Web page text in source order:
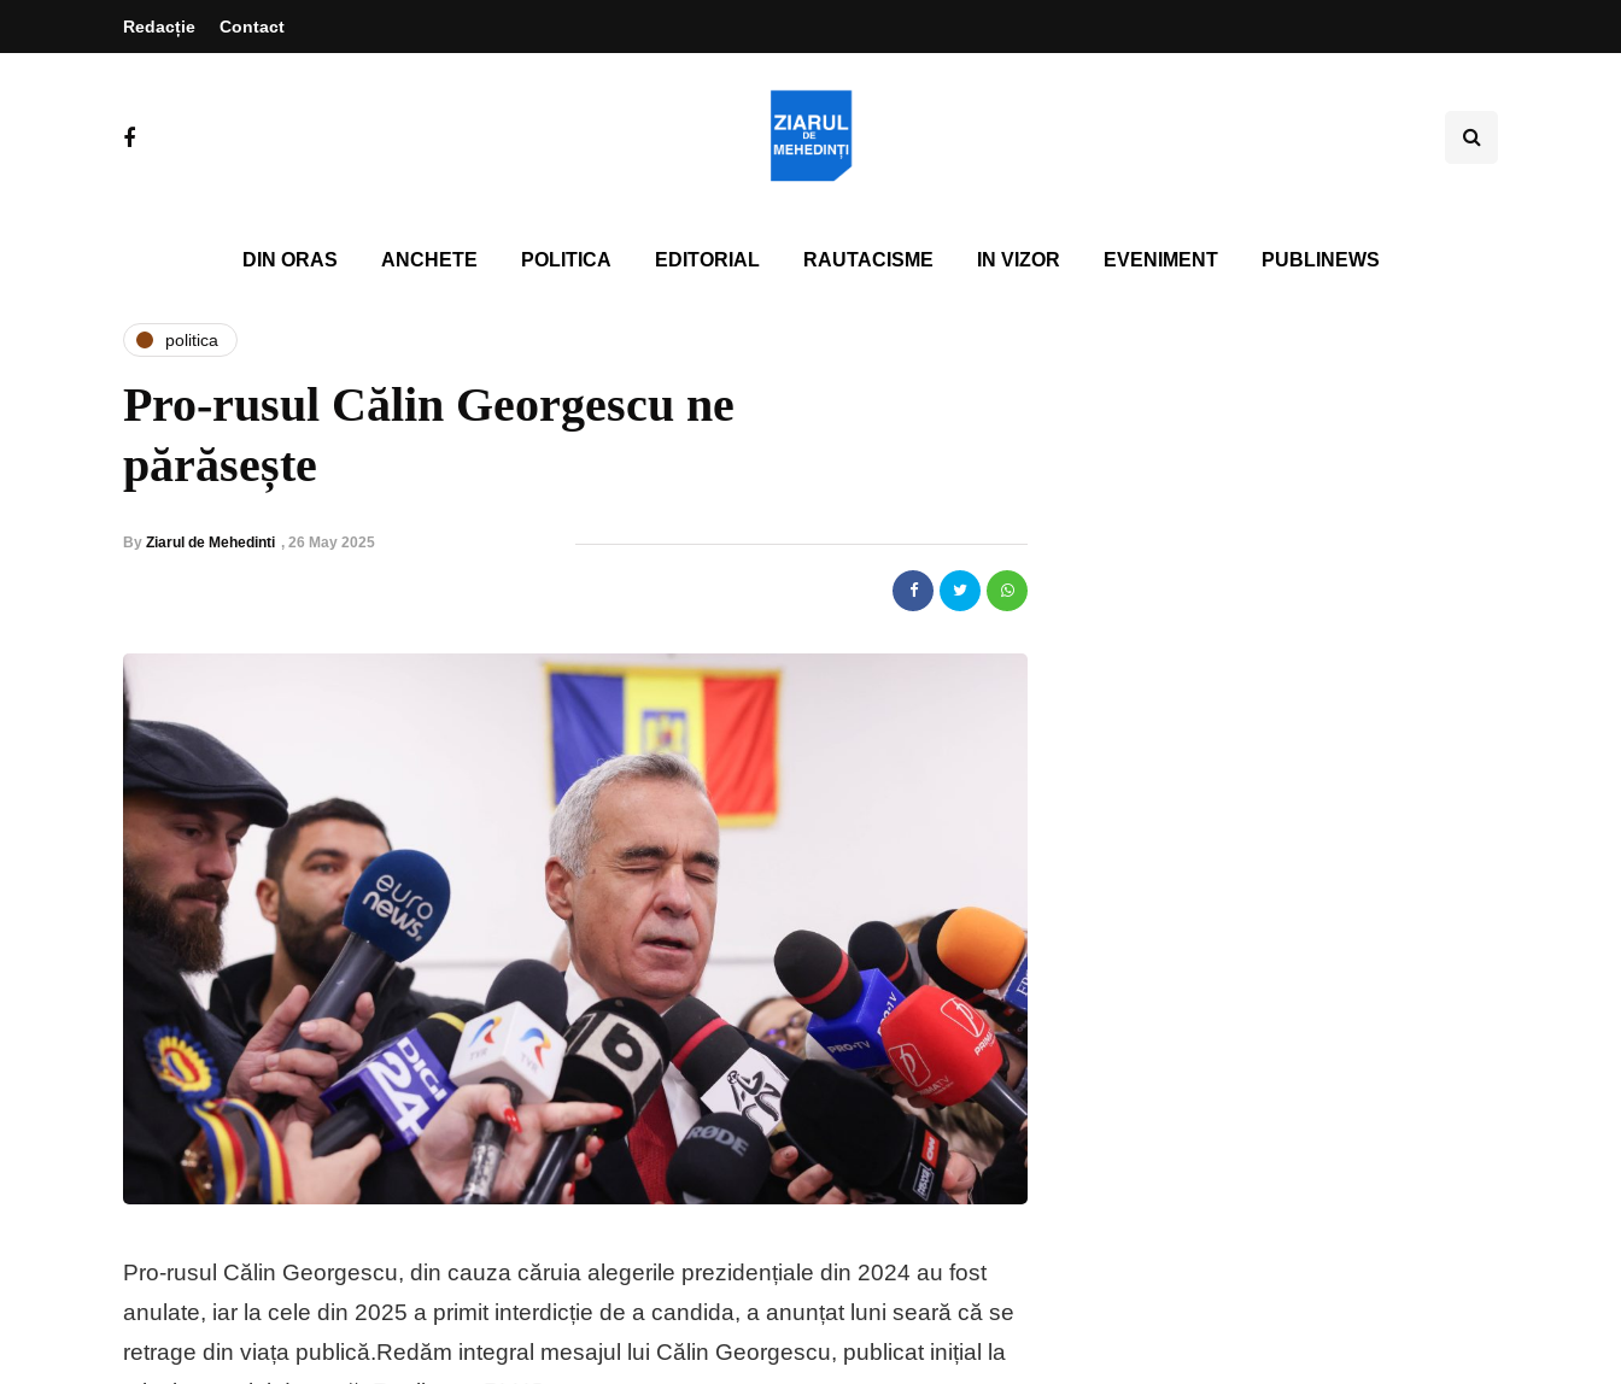
Redacție Contact
DIN ORAS ANCHETE POLITICA EDITORIAL RAUTACISME IN VIZOR EVENIMENT PUBLINEWS
politica
Pro-rusul Călin Georgescu ne
părăsește
By Ziarul de Mehedinti , 26 May 2025
Pro-rusul Călin Georgescu, din cauza căruia alegerile prezidențiale din 2024 au fost
anulate, iar la cele din 2025 a primit interdicție de a candida, a anunțat luni seară că se
retrage din viața publică.Redăm integral mesajul lui Călin Georgescu, publicat inițial la